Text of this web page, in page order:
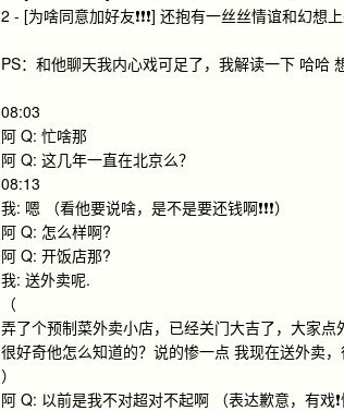
2 - [为啥同意加好友❗️❗️❗️] 还抱有一丝丝情谊和幻想
PS：和他聊天我内心戏可足了，我解读一下 哈哈
08:03
阿 Q: 忙啥那
阿 Q: 这几年一直在北京么？
08:13
我: 嗯 （看他要说啥，是不是要还钱啊❗️❗️❗️）
阿 Q: 怎么样啊?
阿 Q: 开饭店那?
我: 送外卖呢.
（
弄了个预制菜外卖小店，已经关门大吉了，大家点外
很好奇他怎么知道的？说的惨一点 我现在送外卖
）
阿 Q: 以前是我不对超对不起啊 （表达歉意，有戏❗️快还